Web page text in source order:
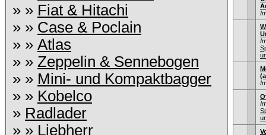
» » Fiat & Hitachi
» » Case & Poclain
» » Atlas
» » Zeppelin & Sennebogen
» » Mini- und Kompaktbagger
» » Kobelco
» Radlader
» » Liebherr